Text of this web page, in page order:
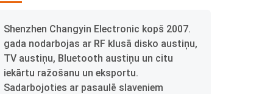
Shenzhen Changyin Electronic kopš 2007.
gada nodarbojas ar RF klusā disko austiņu,
TV austiņu, Bluetooth austiņu un citu
iekārtu ražošanu un eksportu.
Sadarbojoties ar pasaulē slaveniem